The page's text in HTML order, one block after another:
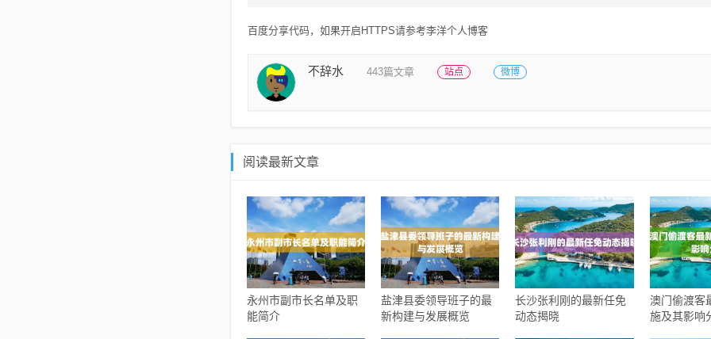
百度分享代码，如果开启HTTPS请参考李洋个人博客
不辞水 443篇文章 站点 微博
阅读最新文章
永州市副市长名单及职
能简介
盐津县委领导班子的最
新构建与发展概览
长沙张利刚的最新任免
动态揭晓
澳门偷渡客
施及其影响